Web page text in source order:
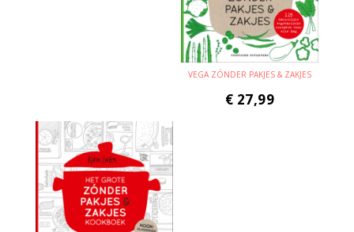
VEGA ZÓNDER PAKJES & ZAKJES
€ 27,99